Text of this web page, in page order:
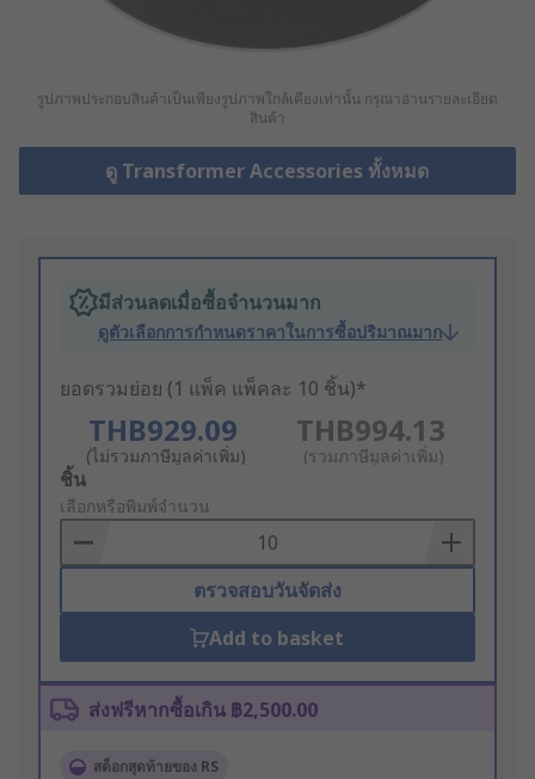
รูปภาพประกอบสินค้าเป็นเพียงรูปภาพใกล้เคียงเท่านั้น กรุณาอ่านรายละเอียด
สินค้า
ดู Transformer Accessories ทั้งหมด
มีส่วนลดเมื่อซื้อจำนวนมาก
ดูตัวเลือกการกำหนดราคาในการซื้อปริมาณมาก
ยอดรวมย่อย (1 แพ็ค แพ็คละ 10 ชิ้น)*
THB929.09
(ไม่รวมภาษีมูลค่าเพิ่ม)
THB994.13
(รวมภาษีมูลค่าเพิ่ม)
Add
to
Basket
ชิ้น
เลือกหรือพิมพ์จำนวน
ตรวจสอบวันจัดส่ง
Add to basket
ส่งฟรีหากซื้อเกิน ฿2,500.00
สต็อกสุดท้ายของ RS